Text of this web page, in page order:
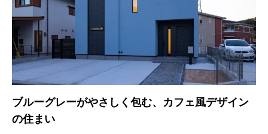
ブルーグレーがやさしく包む、カフェ風デザイン
の住まい